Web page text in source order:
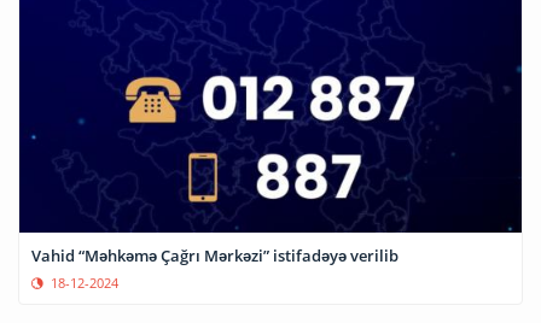
Vahid “Məhkəmə Çağrı Mərkəzi” istifadəyə verilib
18-12-2024